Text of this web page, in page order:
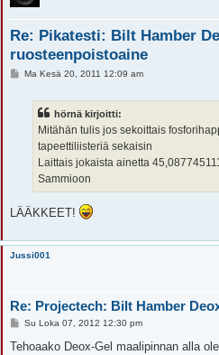
Re: Pikatesti: Bilt Hamber
ruosteenpoistoaine
VMa Kesä 20, 2011 12:09 am
hörnä kirjoitti:
Mitähän tulis jos sekoittais
tapeettiliisteriä sekaisin
Laittais jokaista ainetta
Sammioon
LÄÄKKEET!
Jussi001
Re: Projectech: Bilt Hamber
V
e
Su Loka 07, 2012 12:30 pm
Tehoaako Deox-Gel maalipinnan alla